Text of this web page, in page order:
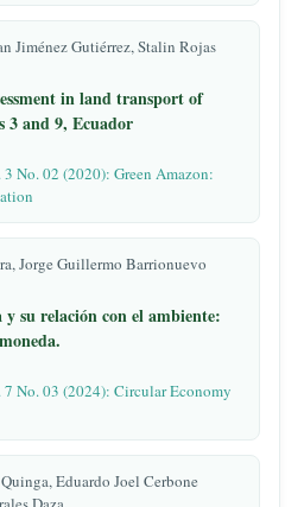
Jiménez Gutiérrez, Stalin Rojas
in land transport of
3 and 9, Ecuador
No. 02 (2020): Green Amazon:
Jorge Guillermo Barrionuevo
su relación con el ambiente:
No. 03 (2024): Circular Economy
Eduardo Joel Cerbone